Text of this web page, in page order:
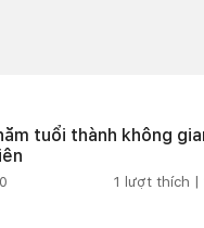
tuổi thành không
1 lượt thích |